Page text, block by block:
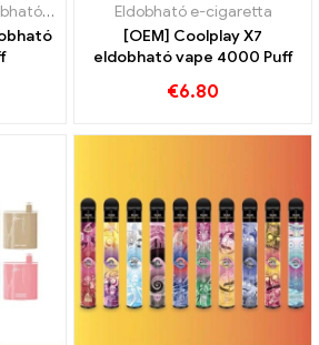
e-cigaretta
Eldobható e-cigaretta
[OEM] Coolplay X7
eldobható vape 4000 Puff
€6.80